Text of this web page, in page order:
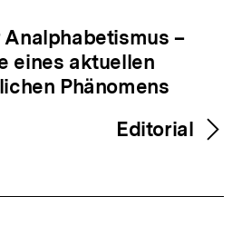
Analphabetismus –
eines aktuellen
Phänomens
Editorial